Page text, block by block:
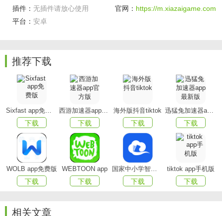
主要功能
1、多种地图的支持，用户选择面更广。
2、国内外地址的搜索，搜索更准确和全面。
3、路线导航支持步行，骑行，驾驶和公交四种方式。
4、使用自创的技术，让卫星图显示更加清晰和流畅。
应用亮点
-地图标注功能，可以实现点线面的标注，为用户的项目
-各种地图工具，距离测量，面积测量，等高线等功能。
插件： 无插件请放心使用 官网： https://m.xiazaigame.com
平台： 安卓
推荐下载
Sixfast app免费版
下载
西游加速器app官方版
下载
海外版抖音tiktok
下载
迅猛兔加速器app最新版
下载
WOLB app免费版
下载
WEBTOON app
下载
国家中小学智慧教育平台app(智慧中小学)
下载
tiktok app手机版
下载
相关文章